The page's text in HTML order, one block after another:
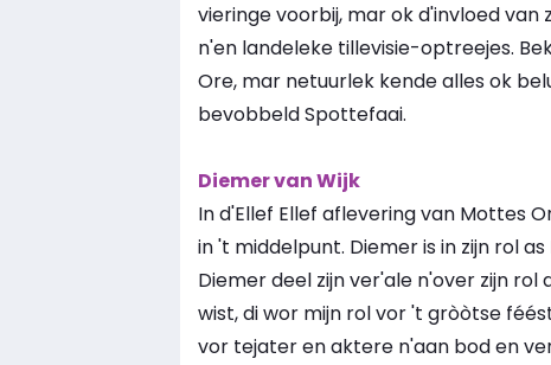
vieringe voorbij, mar ok d'invloed
n'en landeleke tillevisie-optreejes.
Ore, mar netuurlek kende alles ok
bevobbeld Spottefaai.
Diemer van Wijk
In d'Ellef Ellef aflevering van Mottes
in 't middelpunt. Diemer is in zijn rol
Diemer deel zijn ver'ale n'over zijn
wist, di wor mijn rol vor 't gròòtse
vor tejater en aktere n'aan bod en